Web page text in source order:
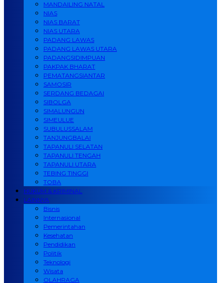
MANDAILING NATAL
NIAS
NIAS BARAT
NIAS UTARA
PADANG LAWAS
PADANG LAWAS UTARA
PADANGSIDIMPUAN
PAKPAK BHARAT
PEMATANGSIANTAR
SAMOSIR
SERDANG BEDAGAI
SIBOLGA
SIMALUNGUN
SIMEULUE
SUBULUSSALAM
TANJUNGBALAI
TAPANULI SELATAN
TAPANULI TENGAH
TAPANULI UTARA
TEBING TINGGI
TOBA
HUKUM & KRIMINAL
LAINNYA
Bisnis
Internasional
Pemerintahan
Kesehatan
Pendidikan
Politik
Teknologi
Wisata
OLAHRAGA